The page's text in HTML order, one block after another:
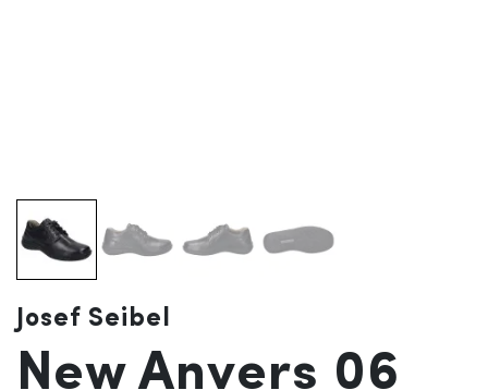
Josef Seibel
New Anvers 06